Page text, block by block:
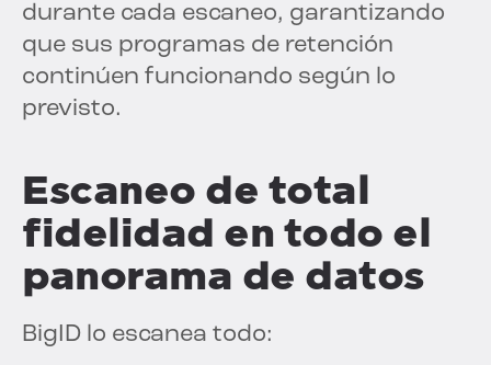
durante cada escaneo, garantizando
que sus programas de retención
continúen funcionando según lo
previsto.
Escaneo de total
fidelidad en todo el
panorama de datos
BigID lo escanea todo: